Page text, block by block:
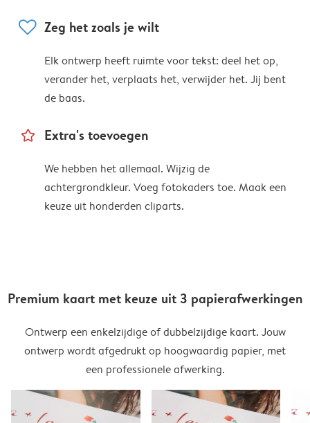
heart Zeg het zoals je wilt
Elk ontwerp heeft ruimte voor tekst: deel het op,
verander het, verplaats het, verwijder het. Jij bent
de baas.
star_outline Extra's toevoegen
We hebben het allemaal. Wijzig de
achtergrondkleur. Voeg fotokaders toe. Maak een
keuze uit honderden cliparts.
Premium kaart met keuze uit 3 papierafwerkingen
Ontwerp een enkelzijdige of dubbelzijdige kaart. Jouw
ontwerp wordt afgedrukt op hoogwaardig papier, met
een professionele afwerking.